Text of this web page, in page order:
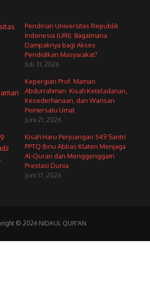
Pendirian Universitas Republik
Indonesia (URI): Bagaimana
Dampaknya bagi Akses
Pendidikan Masyarakat?
Juli 31, 2026
Kepergian Prof. Maman
Abdurrahman: Kisah Keteladanan,
Kesederhanaan, dan Warisan
Pemersatu Umat
Juni 21, 2026
Kisah Haru Perjuangan 549 Santri
PPTQ Ibnu Abbas Klaten Menjaga
Al-Quran dan Menggenggam
Prestasi Dunia
Juni 17, 2026
© 2026 NIDAUL QUR'AN